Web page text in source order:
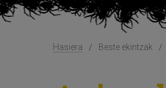
Hasiera Beste ekintzak